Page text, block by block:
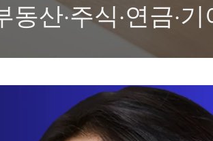
산·주식·연금·